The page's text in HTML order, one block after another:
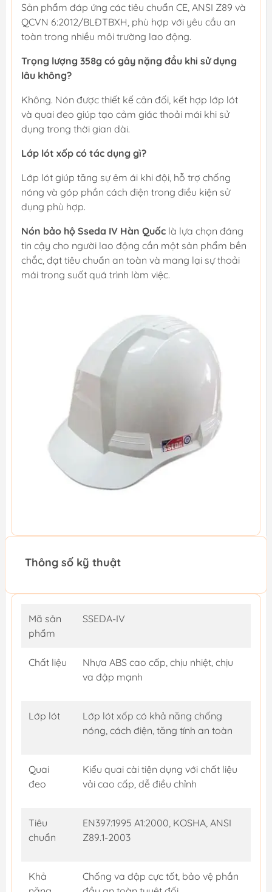
Sản phẩm đáp ứng các tiêu chuẩn CE, ANSI Z89 và
QCVN 6:2012/BLĐTBXH, phù hợp với yêu cầu an
toàn trong nhiều môi trường lao động.
Trọng lượng 358g có gây nặng đầu khi sử dụng
lâu không?
Không. Nón được thiết kế cân đối, kết hợp lớp lót
và quai đeo giúp tạo cảm giác thoải mái khi sử
dụng trong thời gian dài.
Lớp lót xốp có tác dụng gì?
Lớp lót giúp tăng sự êm ái khi đội, hỗ trợ chống
nóng và góp phần cách điện trong điều kiện sử
dụng phù hợp.
Nón bảo hộ Sseda IV Hàn Quốc là lựa chọn đáng
tin cậy cho người lao động cần một sản phẩm bền
chắc, đạt tiêu chuẩn an toàn và mang lại sự thoải
mái trong suốt quá trình làm việc.
Thông số kỹ thuật
Mã sản
phẩm
SSEDA-IV
Chất liệu
Nhựa ABS cao cấp, chịu nhiệt, chịu
va đập mạnh
Lớp lót
Lớp lót xốp có khả năng chống
nóng, cách điện, tăng tính an toàn
Quai
đeo
Kiểu quai cài tiện dụng với chất liệu
vải cao cấp, dễ điều chỉnh
Tiêu
chuẩn
EN397:1995 A1:2000, KOSHA, ANSI
Z89.1-2003
Khả
Chống va đập cực tốt, bảo vệ phần